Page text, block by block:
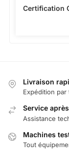
Certification
Livraison
Expédition
Service
Assistance
Machines
Tout